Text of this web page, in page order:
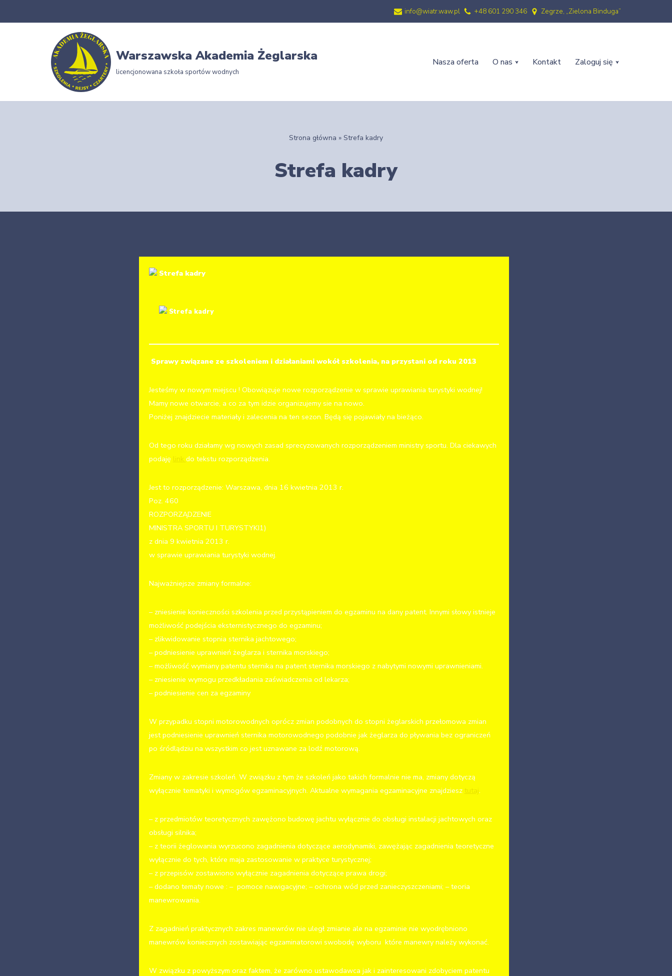
info@wiatr.waw.pl +48 601 290 346 Zegrze, „Zielona Binduga”
Warszawska Akademia Żeglarska
licencjonowana szkoła sportów wodnych
Nasza oferta O nas Kontakt Zaloguj się
Strona główna » Strefa kadry
Strefa kadry
Strefa kadry
Strefa kadry
Sprawy związane ze szkoleniem i działaniami wokół szkolenia, na przystani od roku 2013
Jesteśmy w nowym miejscu ! Obowiązuje nowe rozporządzenie w sprawie uprawiania turystyki wodnej!
Mamy nowe otwarcie, a co za tym idzie organizujemy sie na nowo.
Poniżej znajdziecie materiały i zalecenia na ten sezon. Będą się pojawiały na bieżąco.
Od tego roku działamy wg nowych zasad sprecyzowanych rozporządzeniem ministry sportu. Dla ciekawych
podaję link do tekstu rozporządzenia.
Jest to rozporządzenie: Warszawa, dnia 16 kwietnia 2013 r.
Poz. 460
ROZPORZĄDZENIE
MINISTRA SPORTU I TURYSTYKI1)
z dnia 9 kwietnia 2013 r.
w sprawie uprawiania turystyki wodnej.
Najważniejsze zmiany formalne:
– zniesienie konieczności szkolenia przed przystąpieniem do egzaminu na dany patent. Innymi słowy istnieje
możliwość podejścia eksternistycznego do egzaminu;
– zlikwidowanie stopnia sternika jachtowego;
– podniesienie uprawnień żeglarza i sternika morskiego;
– możliwość wymiany patentu sternika na patent sternika morskiego z nabytymi nowymi uprawnieniami.
– zniesienie wymogu przedkładania zaświadczenia od lekarza;
– podniesienie cen za egzaminy
W przypadku stopni motorowodnych oprócz zmian podobnych do stopni żeglarskich przełomowa zmian
jest podniesienie uprawnień sternika motorowodnego podobnie jak żeglarza do pływania bez ograniczeń
po śródlądziu na wszystkim co jest uznawane za lodź motorową.
Zmiany w zakresie szkoleń. W związku z tym że szkoleń jako takich formalnie nie ma, zmiany dotyczą
wyłącznie tematyki i wymogów egzaminacyjnych. Aktualne wymagania egzaminacyjne znajdziesz tutaj.
– z przedmiotów teoretycznych zawężono budowę jachtu wyłącznie do obsługi instalacji jachtowych oraz
obsługi silnika;
– z teorii żeglowania wyrzucono zagadnienia dotyczące aerodynamiki, zawężając zagadnienia teoretyczne
wyłącznie do tych, które maja zastosowanie w praktyce turystycznej;
– z przepisów zostawiono wyłącznie zagadnienia dotyczące prawa drogi;
– dodano tematy nowe : – pomoce nawigacyjne; – ochrona wód przed zanieczyszczeniami; – teoria
manewrowania.
Z zagadnień praktycznych zakres manewrów nie uległ zmianie ale na egzaminie nie wyodrębniono
manewrów koniecznych zostawiając egzaminatorowi swobodę wyboru które manewry należy wykonać.
W związku z powyższym oraz faktem, że zarówno ustawodawca jak i zainteresowani zdobyciem patentu